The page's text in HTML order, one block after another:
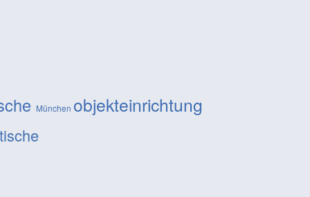
München objekteinrichtung
tische